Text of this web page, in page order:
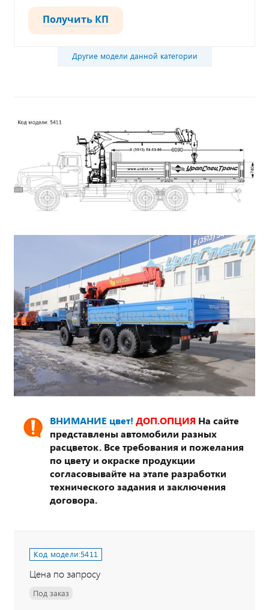
Получить КП
Другие модели данной категории
ВНИМАНИЕ цвет! ДОП.ОПЦИЯ На сайте
представлены автомобили разных
расцветок. Все требования и пожелания
по цвету и окраске продукции
согласовывайте на этапе разработки
технического задания и заключения
договора.
Код модели:5411
Цена по запросу
Под заказ